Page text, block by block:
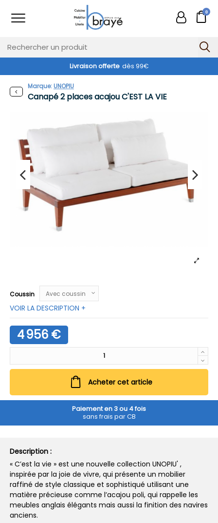
0
Livraison offerte dès 99€
Exclusivité web !
Canapé 2 places acajou C'EST LA VIE
Marque:UNOPIU
Coussin
VOIR LA DESCRIPTION +
4 956 €
Acheter cet article
Paiement en 3 ou 4 fois
sans frais par CB
Description :
« C’est la vie » est une nouvelle collection UNOPIU' ,
inspirée par la joie de vivre, qui présente un mobilier
raffiné de style classique et sophistiqué utilisant une
matière précieuse comme l’acajou poli, qui rappelle les
meubles anglais élégants mais aussi la finition des navires
anciens.